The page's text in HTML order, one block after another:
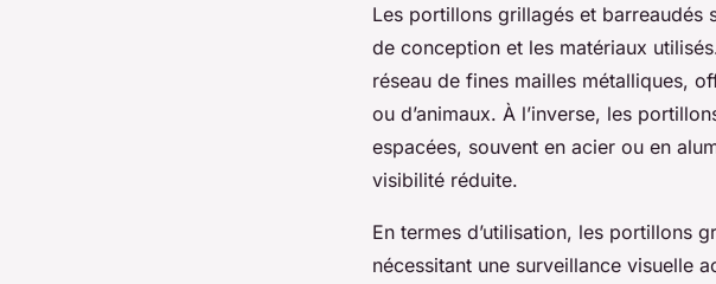
Les portillons grillagés et barreaudés
de conception et les matériaux
réseau de fines mailles métalliques,
ou d’animaux. À l’inverse, les
espacées, souvent en acier ou en
visibilité réduite.
En termes d’utilisation, les portillons
nécessitant une surveillance visuelle